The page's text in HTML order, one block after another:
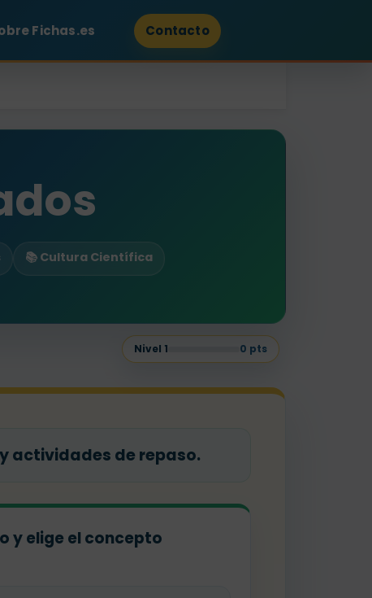
Fichas.es Contacto
📚 Cultura Científica
Nivel 1 0 pts
actividades de repaso.
y elige el concepto